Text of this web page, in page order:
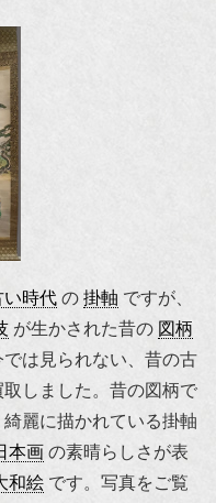
い時代 の 掛軸 ですが、
が生かされた昔の 図柄
は見られない、昔の古
しました。昔の図柄で
麗に描かれている掛軸
本画 の素晴らしさが表
和絵 です。写真をご覧